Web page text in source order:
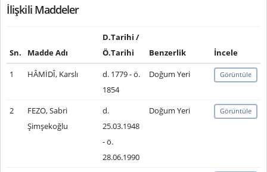
İlişkili Maddeler
Sn. Madde Adı
D.Tarihi /
Ö.Tarihi
Benzerlik
İncele
1
HÂMİDÎ, Karslı
d. 1779 - ö.
1854
Doğum Yeri Görüntüle
2
FEZO, Sabri
Şimşekoğlu
d.
25.03.1948
- ö.
28.06.1990
Doğum Yeri Görüntüle